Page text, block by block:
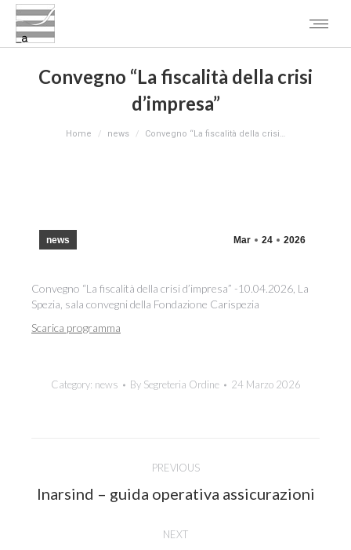
Convegno “La fiscalità della crisi
d’impresa”
Home news Convegno “La fiscalità della crisi…
Mar 24 2026
news
Convegno “La fiscalità della crisi d’impresa” -10.04.2026, La
Spezia, sala convegni della Fondazione Carispezia
Scarica programma
Category: news By Segreteria Ordine 24 Marzo 2026
navigation
PREVIOUS
Previous
post:
Inarsind – guida operativa assicurazioni
NEXT